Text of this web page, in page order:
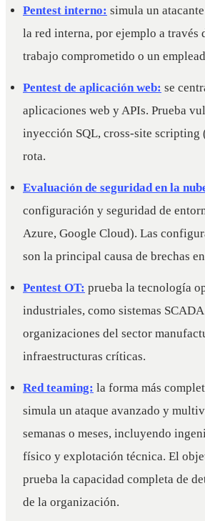
Pentest interno: simula un
la red interna, por ejemplo a través
trabajo comprometido o un
Pentest de aplicación web: se
aplicaciones web y APIs. Prueba
inyección SQL, cross-site scripting
rota.
Evaluación de seguridad en la
configuración y seguridad de
Azure, Google Cloud). Las
son la principal causa de brechas
Pentest OT: prueba la tecnología
industriales, como sistemas
organizaciones del sector
infraestructuras críticas.
Red teaming: la forma más
simula un ataque avanzado y
semanas o meses, incluyendo
físico y explotación técnica. El
prueba la capacidad completa de
de la organización.